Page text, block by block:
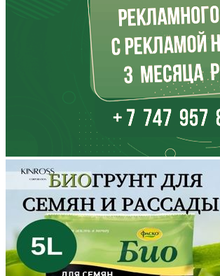
Кабардино-Балкария
Калининградская область
Калмыкия
Калужская область
Камчатский край
Карачаево-Черкесия
Карелия
Кемеровская область
Кировская область
Коми